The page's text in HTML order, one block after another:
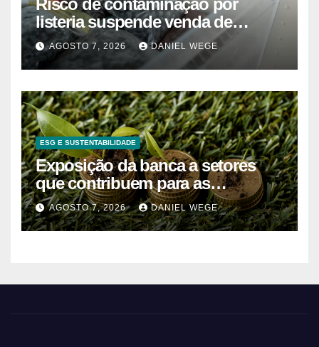
Risco de contaminação por
listeria suspende venda de
mirtilos em fábricas da América
do Norte – Mix Vale
AGOSTO 7, 2026 DANIEL WEGE
ESG E SUSTENTABILIDADE
Exposição da banca a setores
que contribuem para as
alterações climáticas mantém-se
nos 62%
AGOSTO 7, 2026 DANIEL WEGE